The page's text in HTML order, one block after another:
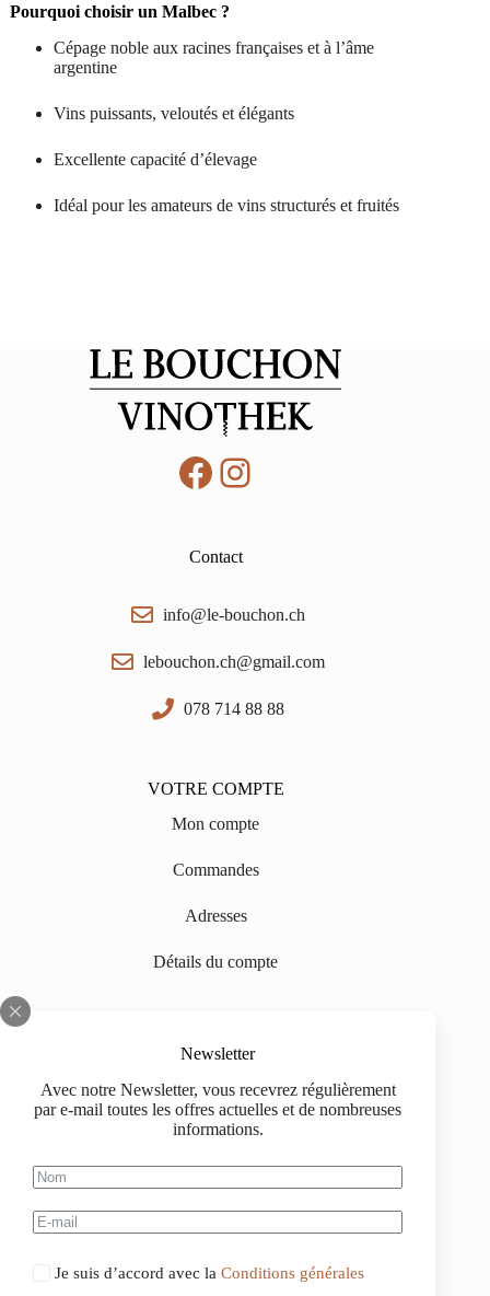
Newsletter
Avec notre Newsletter, vous recevrez régulièrement
par e-mail toutes les offres actuelles et de nombreuses
informations.
Je suis d’accord avec la Conditions générales
Pourquoi choisir un Malbec ?
Cépage noble aux racines françaises et à l’âme
argentine
Vins puissants, veloutés et élégants
Excellente capacité d’élevage
Idéal pour les amateurs de vins structurés et fruités
Facebook
Instagram
Contact
info@le-bouchon.ch
lebouchon.ch@gmail.com
078 714 88 88
VOTRE COMPTE
Mon compte
Commandes
Adresses
Détails du compte
Impressum
Livraison
Informations d'achat